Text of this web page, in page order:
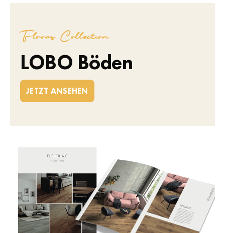
Floors Collection
LOBO Böden
JETZT ANSEHEN